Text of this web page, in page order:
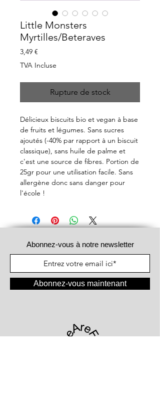
Little Monsters
Myrtilles/Beteraves
3,49 €
TVA Incluse
Rupture de stock
Délicieux biscuits bio et vegan à base
de fruits et légumes. Sans sucres
ajoutés (-40% par rapport à un biscuit
classique), sans huile de palme et
c'est une source de fibres. Portion de
25gr pour une utilisation facile. Sans
allergène donc sans danger pour
l'école !
Abonnez-vous à notre newsletter
Abonnez-vous maintenant